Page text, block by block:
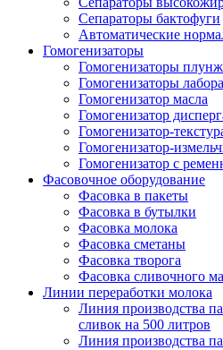
Сепараторы бактофуги
Автоматические
Гомогенизаторы
Гомогенизаторы
Гомогенизаторы
Гомогенизатор масла
Гомогенизатор
Гомогенизатор-
Гомогенизатор-
Гомогенизатор с
Фасовочное оборудование
Фасовка в пакеты
Фасовка в бутылки
Фасовка молока
Фасовка сметаны
Фасовка творога
Фасовка сливочного
Линии переработки молока
Линия производства
сливок на 500 литров
Линия производства